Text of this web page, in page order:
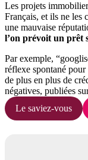
Les projets
Français, et ils ne les
une mauvaise
l’on prévoit un prêt
Par exemple,
réflexe spontané
de plus en plus de
négatives, publiées
Le saviez-vous